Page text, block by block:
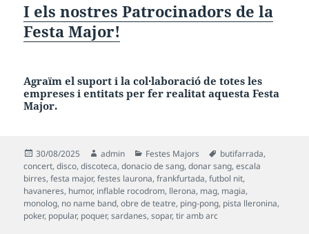
I els nostres Patrocinadors de la
Festa Major!
Agraïm el suport i la col·laboració de totes les
empreses i entitats per fer realitat aquesta Festa
Major.
Publicat
el
30/08/2025 Autor
admin Categories
Festes Majors Etiquetes
butifarrada,
concert,disco,discoteca,donacio de sang,donar sang,escala
birres,festa major,festes laurona,frankfurtada,futbol nit,
havaneres, humor, inflable rocodrom, llerona, mag, magia,
monolog, no name band,obre de teatre, ping-pong, pista lleronina,
poker, popular, poquer,sardanes,sopar,tir amb arc